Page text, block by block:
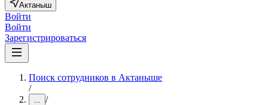
Актаныш
Войти
Войти
Зарегистрироваться
Поиск сотрудников в Актаныше
/
... /